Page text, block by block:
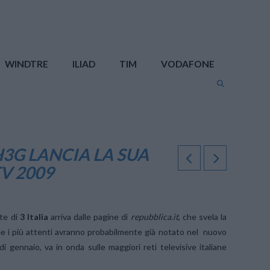
WINDTRE ILIAD TIM VODAFONE
LANCIA LA SUA
2009
di 3 Italia arriva dalle pagine di repubblica.it, che svela la
i più attenti avranno probabilmente già notato nel nuovo
gennaio, va in onda sulle maggiori reti televisive italiane